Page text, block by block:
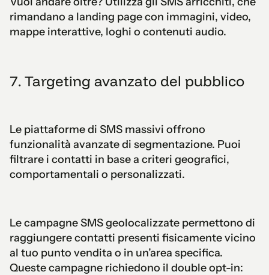
rimandano a landing page con immagini, video,
mappe interattive, loghi o contenuti audio.
7. Targeting avanzato del pubblico
Le piattaforme di SMS massivi offrono
funzionalità avanzate di segmentazione. Puoi
filtrare i contatti in base a criteri geografici,
comportamentali o personalizzati.
Le campagne SMS geolocalizzate permettono di
raggiungere contatti presenti fisicamente vicino
al tuo punto vendita o in un’area specifica.
Queste campagne richiedono il double opt-in: